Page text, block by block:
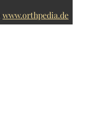
www.orthpedia.de